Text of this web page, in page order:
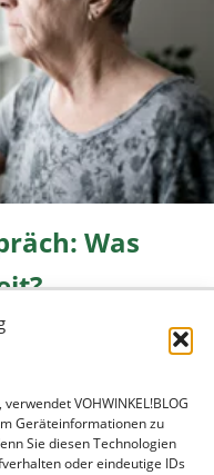
VOHWINKEL!BLOG
Geräteinformationen zu
Sie diesen Technologien
oder eindeutige IDs
Was